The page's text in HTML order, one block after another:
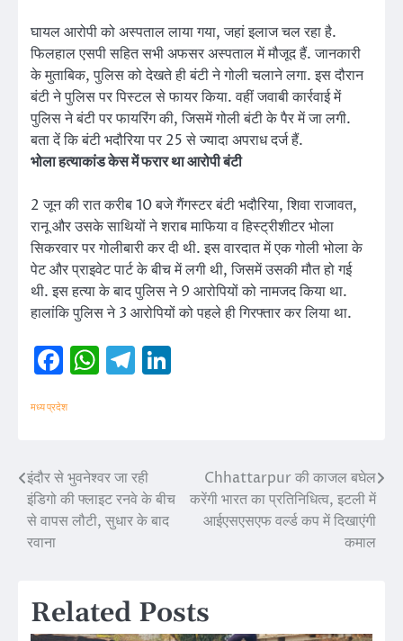
घायल आरोपी को अस्पताल लाया गया, जहां इलाज चल रहा है.
फिलहाल एसपी सहित सभी अफसर अस्पताल में मौजूद हैं. जानकारी
के मुताबिक, पुलिस को देखते ही बंटी ने गोली चलाने लगा. इस दौरान
बंटी ने पुलिस पर पिस्टल से फायर किया. वहीं जवाबी कार्रवाई में
पुलिस ने बंटी पर फायरिंग की, जिसमें गोली बंटी के पैर में जा लगी.
बता दें कि बंटी भदौरिया पर 25 से ज्यादा अपराध दर्ज हैं.
भोला हत्याकांड केस में फरार था आरोपी बंटी
2 जून की रात करीब 10 बजे गैंगस्टर बंटी भदौरिया, शिवा राजावत,
रानू और उसके साथियों ने शराब माफिया व हिस्ट्रीशीटर भोला
सिकरवार पर गोलीबारी कर दी थी. इस वारदात में एक गोली भोला के
पेट और प्राइवेट पार्ट के बीच में लगी थी, जिसमें उसकी मौत हो गई
थी. इस हत्या के बाद पुलिस ने 9 आरोपियों को नामजद किया था.
हालांकि पुलिस ने 3 आरोपियों को पहले ही गिरफ्तार कर लिया था.
Facebook
WhatsApp
Telegram
मध्य प्रदेश
Post
navigation
इंदौर से भुवनेश्वर जा रही
इंडिगो की फ्लाइट रनवे के बीच
से वापस लौटी, सुधार के बाद
रवाना
Chhattarpur की काजल बघेल
करेंगी भारत का प्रतिनिधित्व, इटली में
आईएसएसएफ वर्ल्ड कप में दिखाएंगी
कमाल
Related Posts